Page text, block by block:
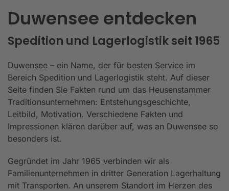
Duwensee entdecken
Spedition und Lagerlogistik seit 1965
Duwensee – ein Name, der für besten Service im
Bereich Spedition und Lagerlogistik steht. Auf dieser
Seite finden Sie Fakten rund um das Heusenstammer
Traditionsunternehmen: Entstehungsgeschichte,
Leitbild, Motivation. Verschiedene Fakten und
Impressionen klären darüber auf, was an Duwensee so
besonders ist.
Gegründet im Jahr 1965 verbinden wir als
Familienunternehmen in dritter Generation Lagerhaltung
mit Transporten. An unserem Standort im Herzen des